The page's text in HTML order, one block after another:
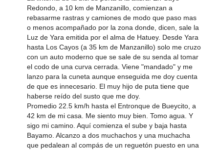
Redondo, a 10 km de Manzanillo, comienzan a
rebasarme rastras y camiones de modo que paso mas
o menos acompañado por la zona donde, dicen, sale la
Luz de Yara emitida por el alma de Hatuey. Desde Yara
hasta Los Cayos (a 35 km de Manzanillo) solo me cruzo
con un auto moderno que se sale de su senda al tomar
el codo de una curva cerrada. Viene "mandado" y me
lanzo para la cuneta aunque enseguida me doy cuenta
de que es innecesario. El muy hijo de puta tiene que
haberse reído del susto que me doy.
Promedio 22.5 km/h hasta el Entronque de Bueycito, a
42 km de mi casa. Me siento muy bien. Tomo agua. Y
sigo mi camino. Aquí comienza el sube y baja hasta
Bayamo. Alcanzo a dos muchachos y una muchacha
que pedalean al compás de un reguetón puesto en una